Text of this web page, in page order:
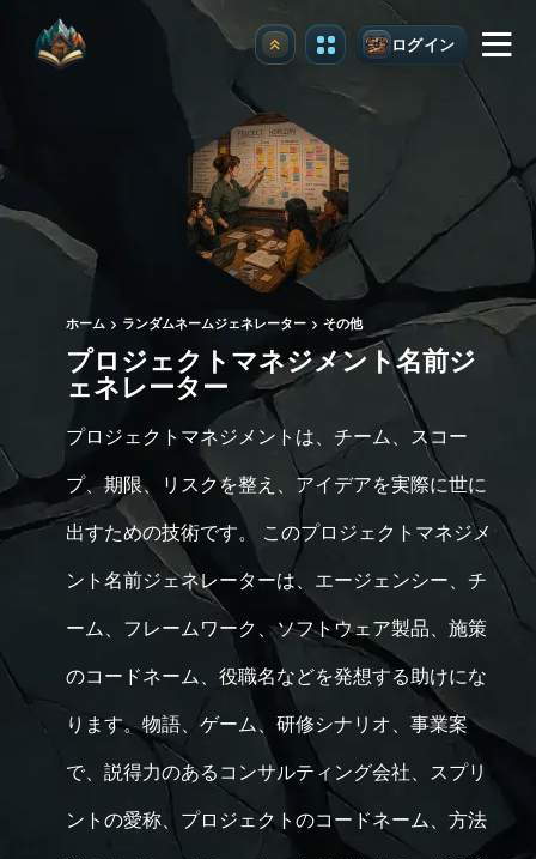
アップグレード ログイン
ホーム ランダムネームジェネレーター その他
プロジェクトマネジメント名前ジ
ェネレーター
プロジェクトマネジメントは、チーム、スコー
プ、期限、リスクを整え、アイデアを実際に世に
出すための技術です。 このプロジェクトマネジメ
ント名前ジェネレーターは、エージェンシー、チ
ーム、フレームワーク、ソフトウェア製品、施策
のコードネーム、役職名などを発想する助けにな
ります。物語、ゲーム、研修シナリオ、事業案
で、説得力のあるコンサルティング会社、スプリ
ントの愛称、プロジェクトのコードネーム、方法